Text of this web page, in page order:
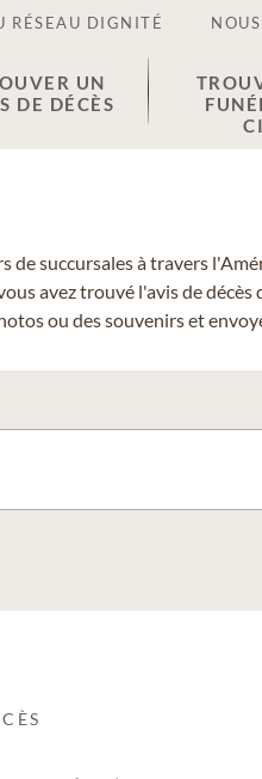
RÉSEAU DIGNITÉ
UN
DE DÉCÈS
de succursales à travers
avez trouvé l'avis de décès
ou des souvenirs et